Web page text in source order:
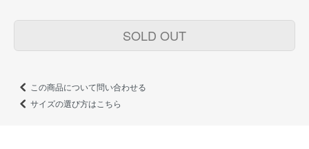
SOLD OUT
この商品について問い合わせる
サイズの選び方はこちら